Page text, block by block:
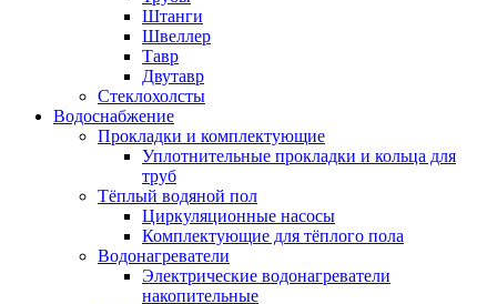
Штанги
Швеллер
Тавр
Двутавр
Стеклохолсты
Водоснабжение
Прокладки и комплектующие
Уплотнительные прокладки и кольца для
труб
Тёплый водяной пол
Циркуляционные насосы
Комплектующие для тёплого пола
Водонагреватели
Электрические водонагреватели
накопительные